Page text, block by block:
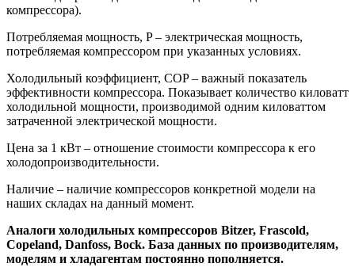
компрессора).
Потребляемая мощность, P – электрическая мощность,
потребляемая компрессором при указанных условиях.
Холодильный коэффициент, COP – важный показатель
эффективности компрессора. Показывает количество киловатт
холодильной мощности, производимой одним киловаттом
затраченной электрической мощности.
Цена за 1 кВт – отношение стоимости компрессора к его
холодопроизводительности.
Наличие – наличие компрессоров конкретной модели на
наших складах на данный момент.
Аналоги холодильных компрессоров Bitzer, Frascold,
Copeland, Danfoss, Bock. База данных по производителям,
моделям и хладагентам постоянно пополняется.